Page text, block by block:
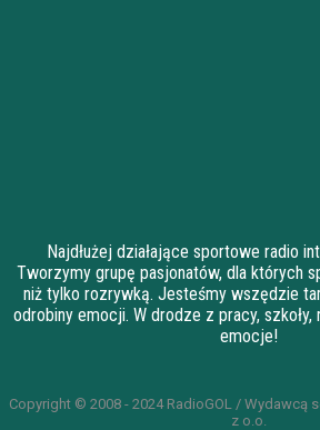
Najdłużej działające sportowe radio
Tworzymy grupę pasjonatów, dla których
niż tylko rozrywką. Jesteśmy wszędzie
odrobiny emocji. W drodze z pracy, szkoły,
emocje!
Copyright © 2008 - 2024 RadioGOL / Wydawcą
z o.o.